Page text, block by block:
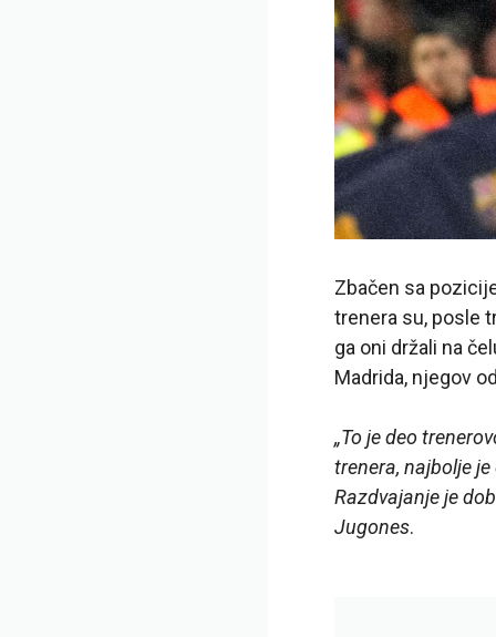
Zbačen sa
trenera su, posle
ga oni držali na
Madrida, njegov
„To je deo
trenera, najbolje
Razdvajanje je
Jugones.